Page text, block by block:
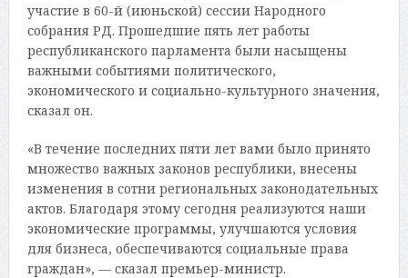
участие в 60-й (июньской) сессии Народного
собрания РД. Прошедшие пять лет работы
республиканского парламента были насыщены
важными событиями политического,
экономического и социально-культурного значения,
сказал он.
«В течение последних пяти лет вами было принято
множество важных законов республики, внесены
изменения в сотни региональных законодательных
актов. Благодаря этому сегодня реализуются наши
экономические программы, улучшаются условия
для бизнеса, обеспечиваются социальные права
граждан», — сказал премьер-министр.